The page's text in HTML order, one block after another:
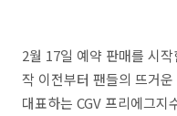
2월 17일 예약 판매를 시
작 이전부터 팬들의 뜨거
대표하는 CGV 프리에그